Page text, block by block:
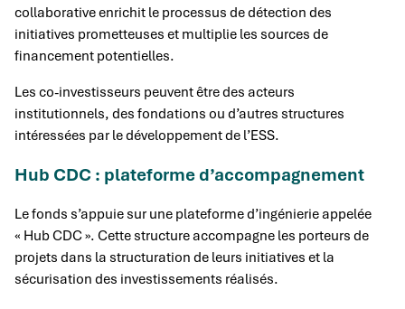
collaborative enrichit le processus de détection des
initiatives prometteuses et multiplie les sources de
financement potentielles.
Les co-investisseurs peuvent être des acteurs
institutionnels, des fondations ou d’autres structures
intéressées par le développement de l’ESS.
Hub CDC : plateforme d’accompagnement
Le fonds s’appuie sur une plateforme d’ingénierie appelée
« Hub CDC ». Cette structure accompagne les porteurs de
projets dans la structuration de leurs initiatives et la
sécurisation des investissements réalisés.